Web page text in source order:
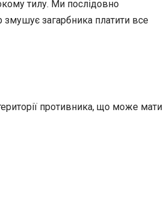
тилу. Ми послідовно
загарбника платити все
противника, що може мати